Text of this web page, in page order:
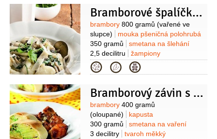
30 gramů
Na noky:
pepř bílý
(mletý)
ryba sladkovodní
150 gramů
(losos)
víno bílé 1 lžíce
smetana na
šlehání
30 gramů
smetana na vaření
50 gramů
veka 25 gramů
kůra
Bramborové špalíčky se žampiony
Suroviny
brambory 800 gramů (vařené ve
slupce)
mouka pšeničná polohrubá
350 gramů
smetana na šlehání
2,5 decilitru
žampiony
200 gramů
rukola
Parmezán40 gramů
vejce
3 lžíce
Kategorie
Bramborový závin s kapustou
Suroviny
brambory 400 gramů
(oloupané)
kapusta
300 gramů
smetana na vaření
3 decilitry
tvaroh měkký